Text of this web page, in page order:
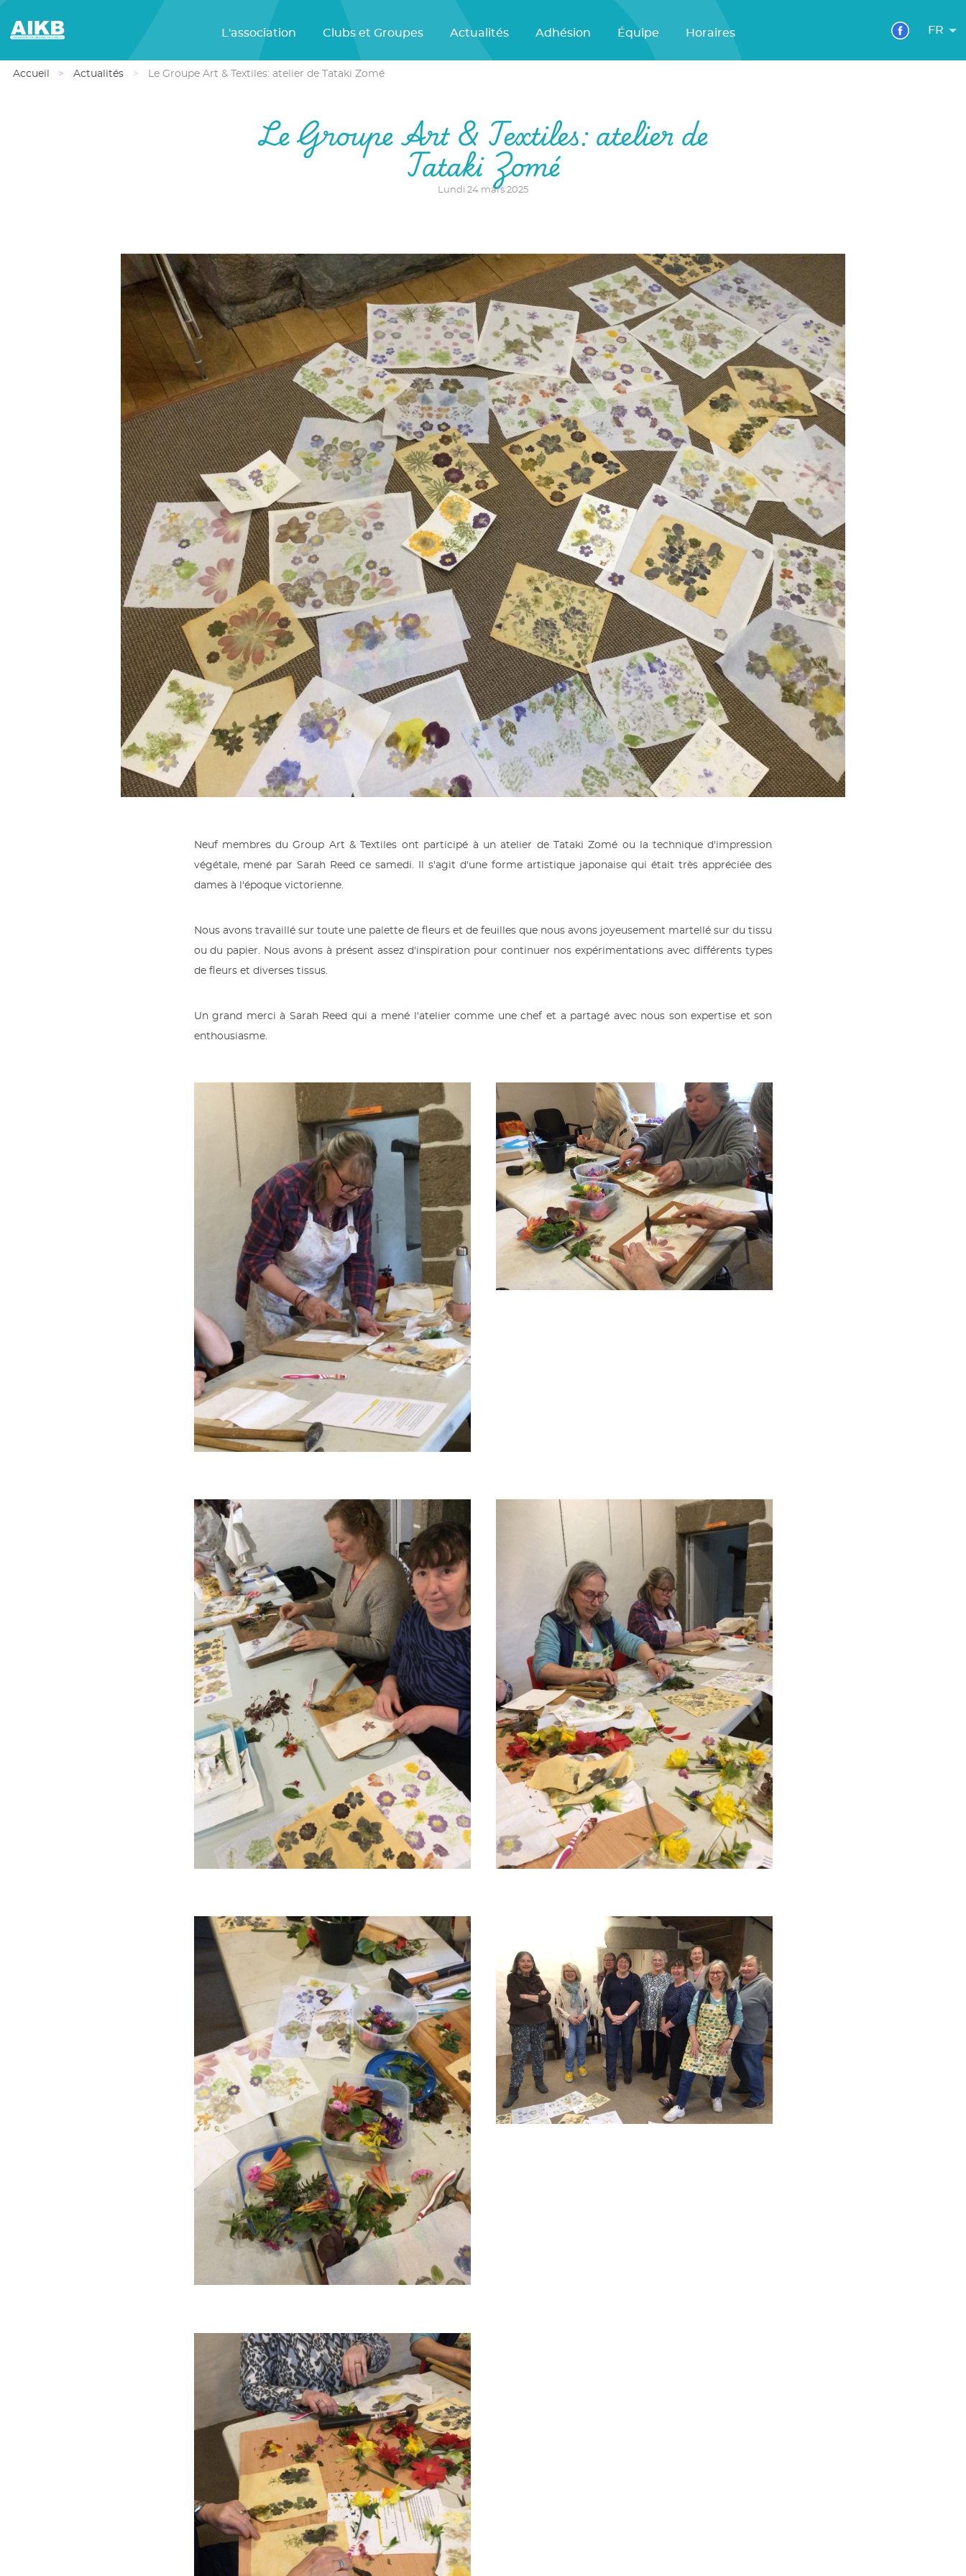
L'association Clubs et Groupes Actualités Adhésion Équipe Horaires FR
Accueil Actualités Le Groupe Art & Textiles: atelier de Tataki Zomé
Le Groupe Art & Textiles: atelier de
Tataki Zomé
Lundi 24 mars 2025
Neuf membres du Group Art & Textiles ont participé à un atelier de Tataki Zomé ou la technique d'impression
végétale, mené par Sarah Reed ce samedi. Il s'agit d'une forme artistique japonaise qui était très appréciée des
dames à l'époque victorienne.
Nous avons travaillé sur toute une palette de fleurs et de feuilles que nous avons joyeusement martellé sur du tissu
ou du papier. Nous avons à présent assez d'inspiration pour continuer nos expérimentations avec différents types
de fleurs et diverses tissus.
Un grand merci à Sarah Reed qui a mené l'atelier comme une chef et a partagé avec nous son expertise et son
enthousiasme.